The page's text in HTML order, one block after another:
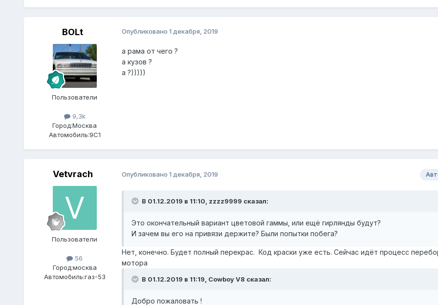
BOLt
Пользователи
9,3k
Город:Москва
Автомобиль:9C1
Опубликовано 1 декабря, 2019
а рама от чего ?
а кузов ?
а ?)))))
Vetvrach
Пользователи
56
Город:москва
Автомобиль:газ-53
Опубликовано 1 декабря, 2019
В 01.12.2019 в 11:10, zzzz9999 сказал:
Это окончательный вариант цветовой гаммы, или ещё гирлянды будут?
И зачем вы его на привязи держите? Были попытки побега?
Нет, конечно. Будет полный перекрас. Код краски уже есть. Сейчас идёт процесс
мотора
В 01.12.2019 в 11:19, Cowboy V8 сказал:
Добро пожаловать !